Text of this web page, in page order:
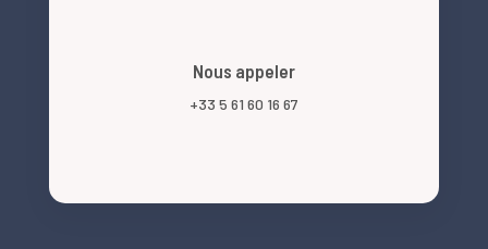
Nous appeler
+33 5 61 60 16 67